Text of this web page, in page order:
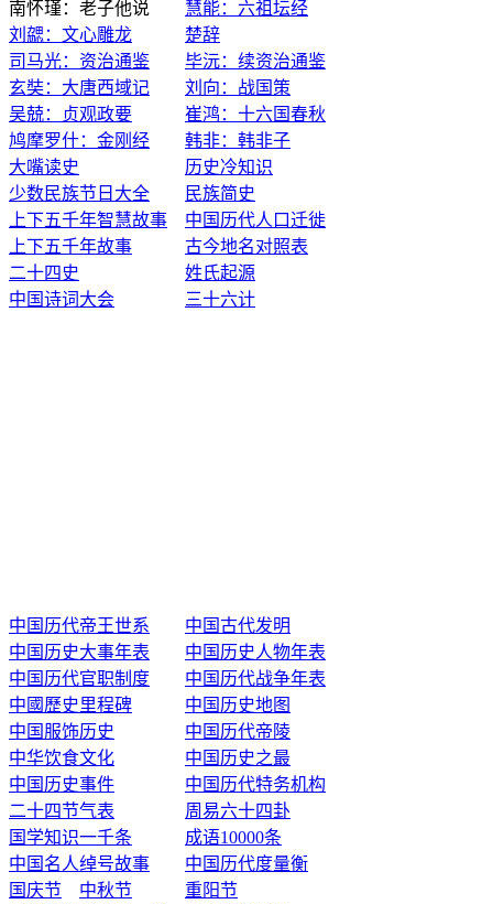
南怀瑾：老子他说 慧能：六祖坛经
刘勰：文心雕龙
楚辞
司马光：资治通鉴
毕沅：续资治通鉴
玄奘：大唐西域记
刘向：战国策
吴兢：贞观政要
崔鸿：十六国春秋
鸠摩罗什：金刚经
韩非：韩非子
大嘴读史
历史冷知识
少数民族节日大全
民族简史
上下五千年智慧故事
中国历代人口迁徙
上下五千年故事
古今地名对照表
二十四史
姓氏起源
中国诗词大会
三十六计
中国历代帝王世系
中国古代发明
中国历史大事年表
中国历史人物年表
中国历代官职制度
中国历代战争年表
中國歷史里程碑
中国历史地图
中国服饰历史
中国历代帝陵
中华饮食文化
中国历史之最
中国历史事件
中国历代特务机构
二十四节气表
周易六十四卦
国学知识一千条
成语10000条
中国名人绰号故事
中国历代度量衡
国庆节
中秋节
重阳节